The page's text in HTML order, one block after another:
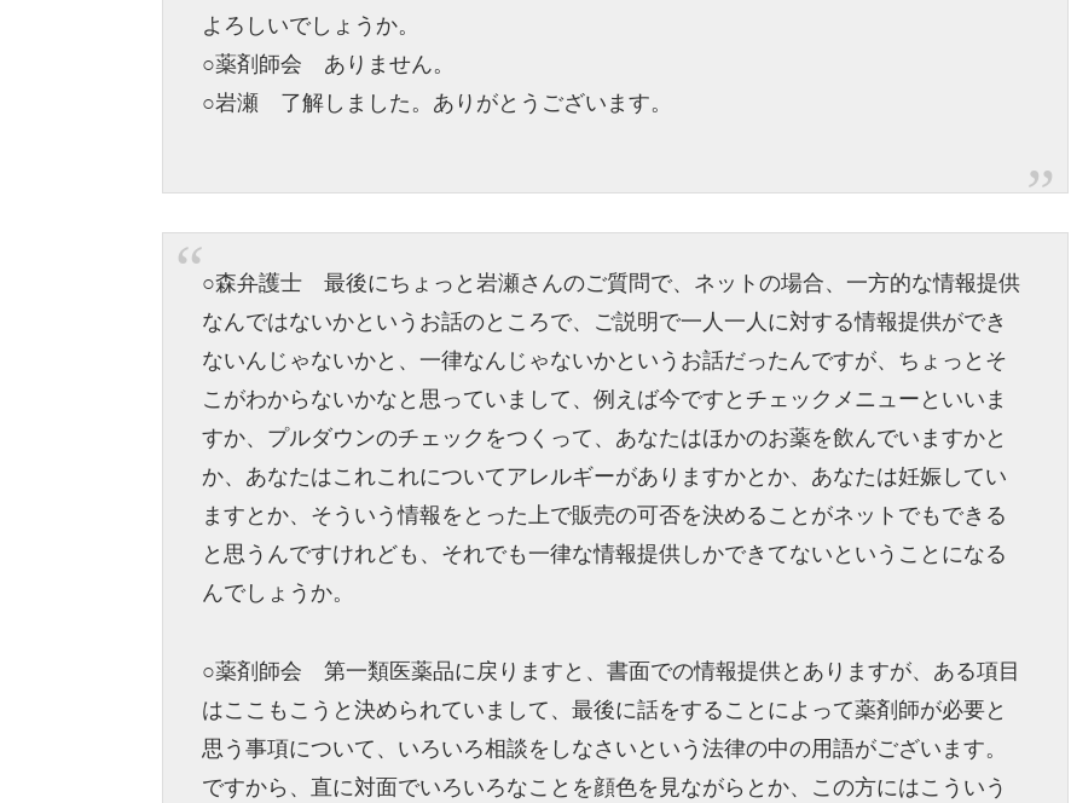
よろしいでしょうか。
○薬剤師会 ありません。
○岩瀬 了解しました。ありがとうございます。
○森弁護士 最後にちょっと岩瀬さんのご質問で、ネットの場合、一方的な情報提供
なんではないかというお話のところで、ご説明で一人一人に対する情報提供ができ
ないんじゃないかと、一律なんじゃないかというお話だったんですが、ちょっとそ
こがわからないかなと思っていまして、例えば今ですとチェックメニューといいま
すか、プルダウンのチェックをつくって、あなたはほかのお薬を飲んでいますかと
か、あなたはこれこれについてアレルギーがありますかとか、あなたは妊娠してい
ますとか、そういう情報をとった上で販売の可否を決めることがネットでもできる
と思うんですけれども、それでも一律な情報提供しかできてないということになる
んでしょうか。
○薬剤師会 第一類医薬品に戻りますと、書面での情報提供とありますが、ある項目
はここもこうと決められていまして、最後に話をすることによって薬剤師が必要と
思う事項について、いろいろ相談をしなさいという法律の中の用語がございます。
ですから、直に対面でいろいろなことを顔色を見ながらとか、この方にはこういう